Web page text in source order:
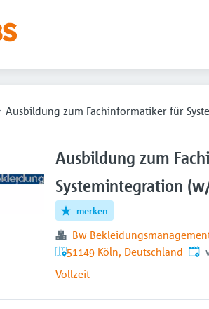
Ausbildung zum Fachinformatiker für
Ausbildung zum
Systemintegration
merken
Bw
51149 Köln, Deutschland
Vollzeit